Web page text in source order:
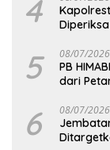
4
5 08/07/2026
PB
dari
6 08/07/2026